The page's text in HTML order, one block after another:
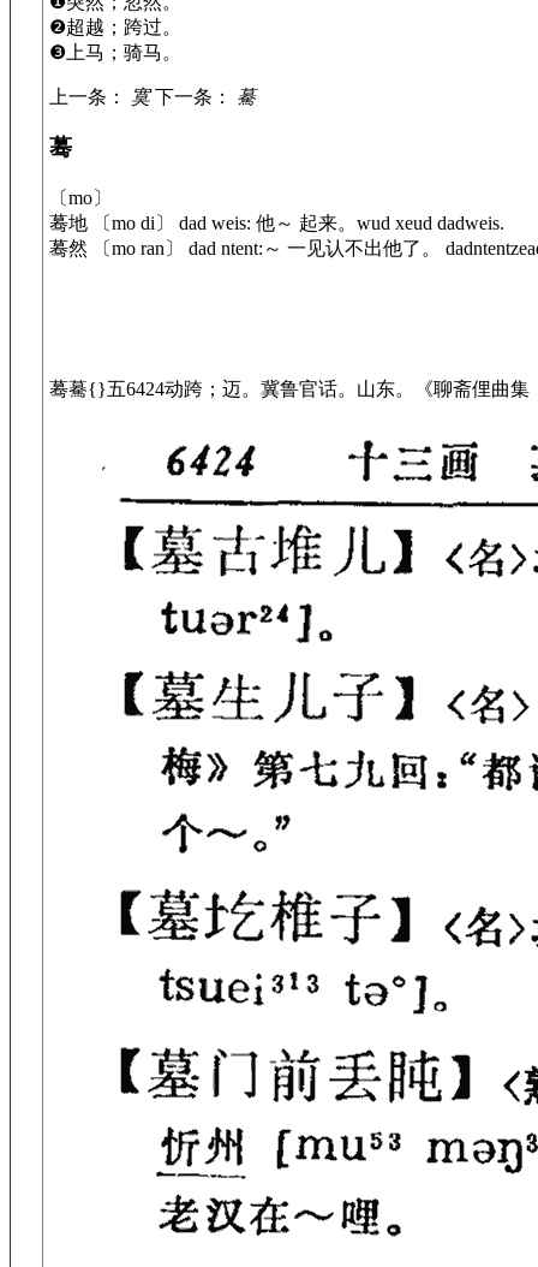
❷超越；跨过。
❸上马；骑马。
上一条： 寞下一条： 驀
蓦
〔mo〕
蓦地 〔mo di〕 dad weis: 他～ 起来。wud xeud dadweis.
蓦然 〔mo ran〕 dad ntent:～ 一见认不出他了。
蓦驀{}五6424动跨；迈。 冀鲁官话。 山东。 《聊斋俚曲